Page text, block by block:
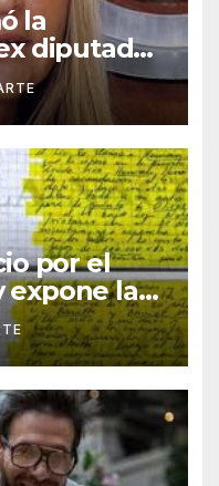
la
diputada
causa por
por el
expone la
Kirchner